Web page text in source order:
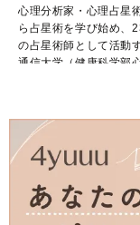
心理分析家・心理占星
ら占星術を学び始め、
の占星術師として活動
通信大学（健康科学部
止し、占星術や心理学